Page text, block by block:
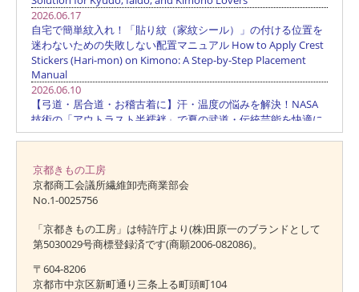
京都きもの工房
京都商工会議所繊維卸売商業部会
No.1-0025756
「京都きもの工房」は特許庁より(株)田原一のブランドとして
第5030029号商標登録済です(商願2006-082086)。
〒604-8206
京都市中京区新町通り三条上る町頭町104